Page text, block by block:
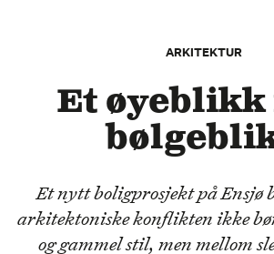
ARKITEKTUR
Et øyeblikk
Et nytt boligprosjekt på Ensjø
arkitektoniske konflikten ikke
og gammel stil, men mellom